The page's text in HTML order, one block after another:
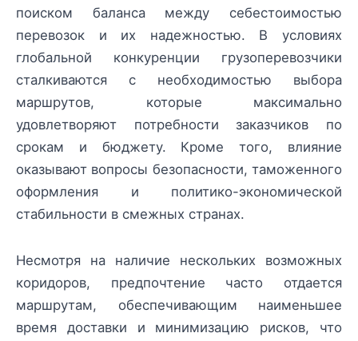
поиском баланса между себестоимостью
перевозок и их надежностью. В условиях
глобальной конкуренции грузоперевозчики
сталкиваются с необходимостью выбора
маршрутов, которые максимально
удовлетворяют потребности заказчиков по
срокам и бюджету. Кроме того, влияние
оказывают вопросы безопасности, таможенного
оформления и политико-экономической
стабильности в смежных странах.
Несмотря на наличие нескольких возможных
коридоров, предпочтение часто отдается
маршрутам, обеспечивающим наименьшее
время доставки и минимизацию рисков, что